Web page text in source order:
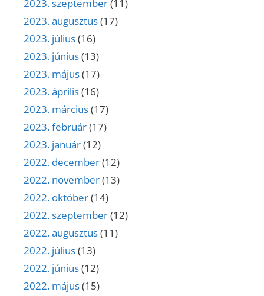
2023. szeptember(11)
2023. augusztus(17)
2023. július(16)
2023. június(13)
2023. május(17)
2023. április(16)
2023. március(17)
2023. február(17)
2023. január(12)
2022. december(12)
2022. november(13)
2022. október(14)
2022. szeptember(12)
2022. augusztus(11)
2022. július(13)
2022. június(12)
2022. május(15)